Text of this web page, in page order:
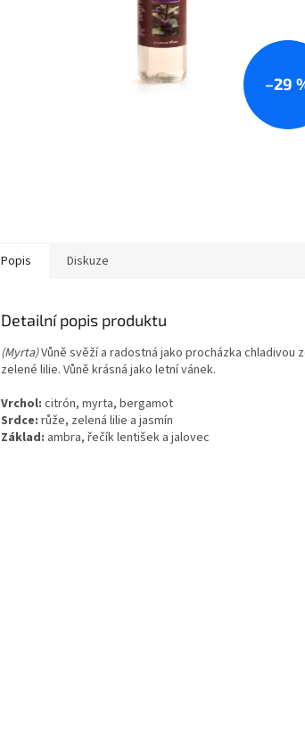
–29
Popis Diskuze
Detailní popis produktu
(Myrta)Vůně svěží a radostná jako procházka chladivou
zelené lilie. Vůně krásná jako letní vánek.
Vrchol: citrón, myrta, bergamot
Srdce: růže, zelená lilie a jasmín
Základ: ambra, řečík lentišek a jalovec